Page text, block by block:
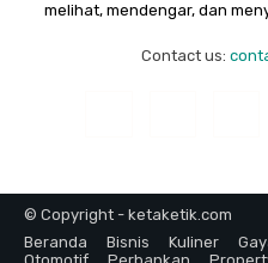
melihat, mendengar, dan
Contact us:
© Copyright - ketaketik.com
Beranda
Bisnis Kuliner